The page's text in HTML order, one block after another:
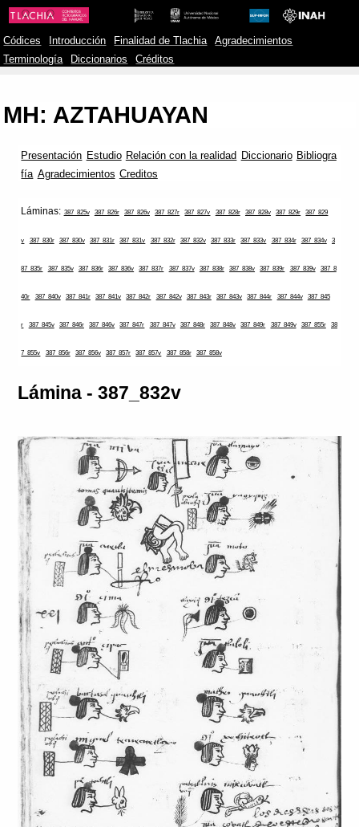
Códices Introducción Finalidad de Tlachia
Agradecimientos
Terminología
Diccionarios Créditos
MH: AZTAHUAYAN
Presentación Estudio Relación con la realidad Diccionario Bibliogra
fía Agradecimientos Creditos
Láminas: 387_825v 387_826r 387_826v 387_827r 387_827v 387_828r 387_828v 387_829r 387_829
v 387_830r 387_830v 387_831r 387_831v 387_832r 387_832v 387_833r 387_833v 387_834r 387_834v 3
87_835r 387_835v 387_836r 387_836v 387_837r 387_837v 387_838r 387_838v 387_839r 387_839v 387_8
40r 387_840v 387_841r 387_841v 387_842r 387_842v 387_843r 387_843v 387_844r 387_844v 387_845
r 387_845v 387_846r 387_846v 387_847r 387_847v 387_848r 387_848v 387_849r 387_849v 387_855r 38
7_855v 387_856r 387_856v 387_857r 387_857v 387_858r 387_858v
Lámina - 387_832v